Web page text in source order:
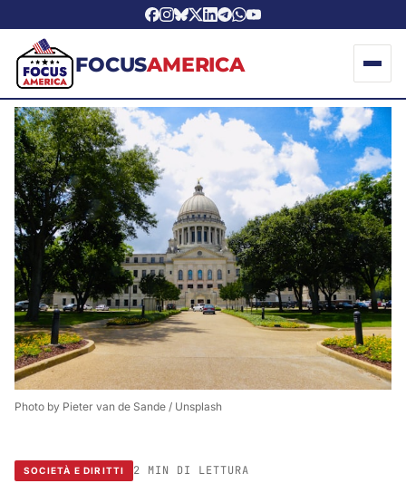
FOCUSAMERICA
Photo by Pieter van de Sande / Unsplash
SOCIETÀ E DIRITTI 2 MIN DI LETTURA